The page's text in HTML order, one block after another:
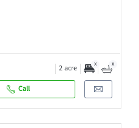
2 acre x x
Call